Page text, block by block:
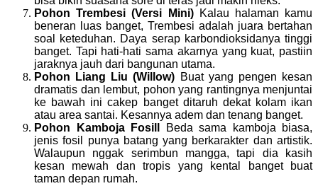
Pohon Trembesi (Versi Mini)Kalau halaman kamu
beneran luas banget, Trembesi adalah juara bertahan
soal keteduhan. Daya serap karbondioksidanya tinggi
banget. Tapi hati-hati sama akarnya yang kuat, pastiin
jaraknya jauh dari bangunan utama.
Pohon Liang Liu (Willow) Buat yang pengen kesan
dramatis dan lembut, pohon yang rantingnya menjuntai
ke bawah ini cakep banget ditaruh dekat kolam ikan
atau area santai. Kesannya adem dan tenang banget.
Pohon Kamboja Fosill
Beda sama kamboja biasa,
jenis fosil punya batang yang berkarakter dan artistik.
Walaupun nggak serimbun mangga, tapi dia kasih
kesan mewah dan tropis yang kental banget buat
taman depan rumah.